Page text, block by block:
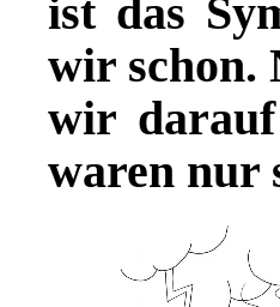
ist das
wir schon.
wir
waren nur